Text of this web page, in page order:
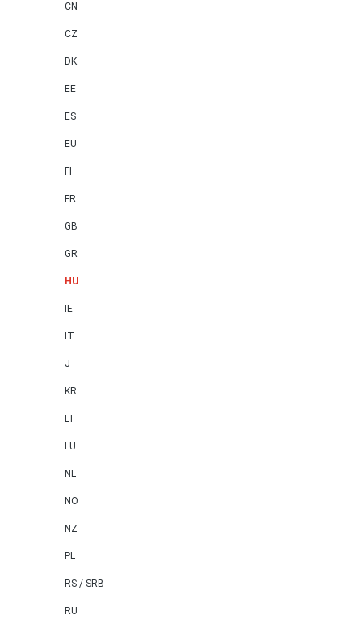
CN
CZ
DK
EE
ES
EU
FI
FR
GB
GR
HU
IE
IT
J
KR
LT
LU
NL
NO
NZ
PL
RS / SRB
RU